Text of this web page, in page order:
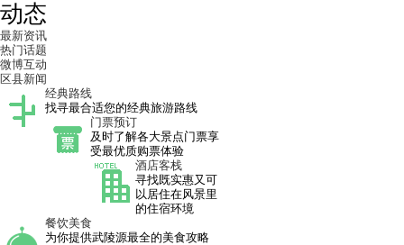
动态
最新资讯
热门话题
微博互动
区县新闻
经典路线
找寻最合适您的经典旅游路线
门票预订
及时了解各大景点门票享
受最优质购票体验
酒店客栈
寻找既实惠又可
以居住在风景里
的住宿环境
餐饮美食
为你提供武陵源最全的美食攻略